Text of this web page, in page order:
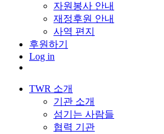
자원봉사 안내
재정후원 안내
사역 편지
후원하기
Log in
TWR 소개
기관 소개
섬기는 사람들
협력 기관